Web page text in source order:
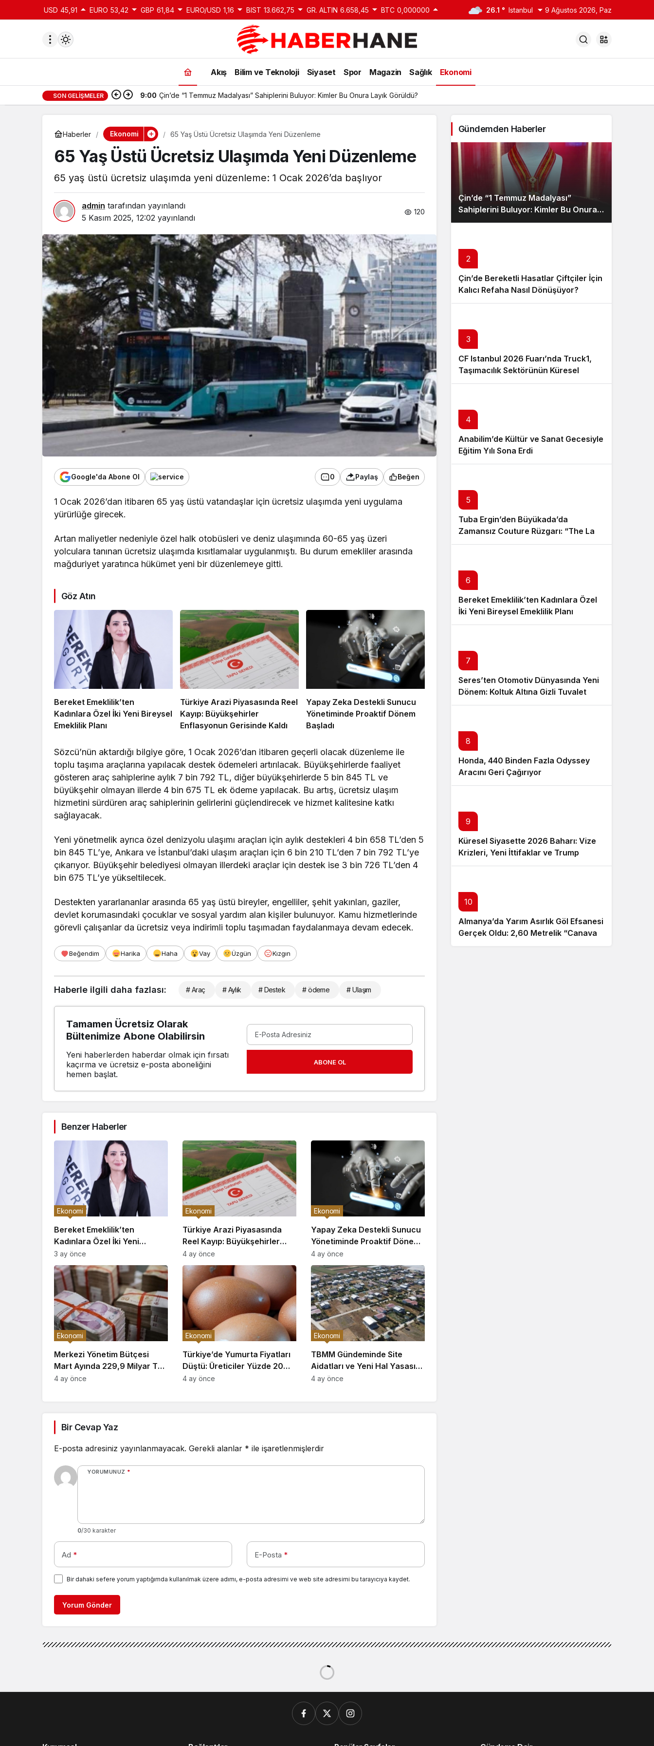
USD 45,91 EURO 53,42 GBP 61,84 EURO/USD 1,16 BIST 13.662,75 GR. ALTIN 6.658,45 BTC 0,000000 26.1 ° Istanbul 9 Ağustos 2026, Paz
Akış Bilim ve Teknoloji Siyaset Spor Magazin Sağlık Ekonomi
SON GELIŞMELER 9:00 Çin’de “1 Temmuz Madalyası” Sahiplerini Buluyor: Kimler Bu Onura Layık Görüldü?
Haberler Ekonomi 65 Yaş Üstü Ücretsiz Ulaşımda Yeni Düzenleme
65 Yaş Üstü Ücretsiz Ulaşımda Yeni Düzenleme
65 yaş üstü ücretsiz ulaşımda yeni düzenleme: 1 Ocak 2026’da başlıyor
admin tarafından yayınlandı
5 Kasım 2025, 12:02 yayınlandı
120
Google'da Abone Ol 0 Paylaş Beğen
1 Ocak 2026’dan itibaren 65 yaş üstü vatandaşlar için ücretsiz ulaşımda yeni uygulama
yürürlüğe girecek.
Artan maliyetler nedeniyle özel halk otobüsleri ve deniz ulaşımında 60-65 yaş üzeri
yolculara tanınan ücretsiz ulaşımda kısıtlamalar uygulanmıştı. Bu durum emekliler arasında
mağduriyet yaratınca hükümet yeni bir düzenlemeye gitti.
Göz Atın
Bereket Emeklilik’ten
Kadınlara Özel İki Yeni Bireysel
Emeklilik Planı
Türkiye Arazi Piyasasında Reel
Kayıp: Büyükşehirler
Enflasyonun Gerisinde Kaldı
Yapay Zeka Destekli Sunucu
Yönetiminde Proaktif Dönem
Başladı
Sözcü’nün aktardığı bilgiye göre, 1 Ocak 2026’dan itibaren geçerli olacak düzenleme ile
toplu taşıma araçlarına yapılacak destek ödemeleri artırılacak. Büyükşehirlerde faaliyet
gösteren araç sahiplerine aylık 7 bin 792 TL, diğer büyükşehirlerde 5 bin 845 TL ve
büyükşehir olmayan illerde 4 bin 675 TL ek ödeme yapılacak. Bu artış, ücretsiz ulaşım
hizmetini sürdüren araç sahiplerinin gelirlerini güçlendirecek ve hizmet kalitesine katkı
sağlayacak.
Yeni yönetmelik ayrıca özel denizyolu ulaşımı araçları için aylık destekleri 4 bin 658 TL’den 5
bin 845 TL’ye, Ankara ve İstanbul’daki ulaşım araçları için 6 bin 210 TL’den 7 bin 792 TL’ye
çıkarıyor. Büyükşehir belediyesi olmayan illerdeki araçlar için destek ise 3 bin 726 TL’den 4
bin 675 TL’ye yükseltilecek.
Destekten yararlananlar arasında 65 yaş üstü bireyler, engelliler, şehit yakınları, gaziler,
devlet korumasındaki çocuklar ve sosyal yardım alan kişiler bulunuyor. Kamu hizmetlerinde
görevli çalışanlar da ücretsiz veya indirimli toplu taşımadan faydalanmaya devam edecek.
Beğendim Harika Haha Vay Üzgün Kızgın
Haberle ilgili daha fazlası: # Araç # Aylık # Destek # ödeme # Ulaşım
Tamamen Ücretsiz Olarak
Bültenimize Abone Olabilirsin
Yeni haberlerden haberdar olmak için fırsatı
kaçırma ve ücretsiz e-posta aboneliğini
hemen başlat.
ABONE OL
Benzer Haberler
Bereket Emeklilik’ten
Kadınlara Özel İki Yeni
Bireysel Emeklilik Planı
Ekonomi
3 ay önce
Türkiye Arazi Piyasasında
Reel Kayıp: Büyükşehirler
Enflasyonun Gerisinde Kaldı
Ekonomi
4 ay önce
Yapay Zeka Destekli Sunucu
Yönetiminde Proaktif Dönem
Başladı
Ekonomi
4 ay önce
Merkezi Yönetim Bütçesi
Mart Ayında 229,9 Milyar TL
Açık Verdi
Ekonomi
4 ay önce
Türkiye’de Yumurta Fiyatları
Düştü: Üreticiler Yüzde 20
Zarar Ediyor
Ekonomi
4 ay önce
TBMM Gündeminde Site
Aidatları ve Yeni Hal Yasası
Düzenlemeleri Yer Alıyor
Ekonomi
4 ay önce
Bir Cevap Yaz
E-posta adresiniz yayınlanmayacak. Gerekli alanlar * ile işaretlenmişlerdir
YORUMUNUZ *
0/30 karakter
Ad * E-Posta *
Bir dahaki sefere yorum yaptığımda kullanılmak üzere adımı, e-posta adresimi ve web site adresimi bu tarayıcıya kaydet.
Yorum Gönder
Gündemden Haberler
Çin’de “1 Temmuz Madalyası”
Sahiplerini Buluyor: Kimler Bu Onura
Layık Görüldü?
2
Çin’de Bereketli Hasatlar Çiftçiler İçin
Kalıcı Refaha Nasıl Dönüşüyor?
3
CF Istanbul 2026 Fuarı’nda Truck1,
Taşımacılık Sektörünün Küresel
Tedarik Zincirini Dijital Platformuyla
4
Anabilim’de Kültür ve Sanat Gecesiyle
Eğitim Yılı Sona Erdi
5
Tuba Ergin’den Büyükada’da
Zamansız Couture Rüzgarı: “The Last
Empress” Koleksiyonu Tanıtıldı
6
Bereket Emeklilik’ten Kadınlara Özel
İki Yeni Bireysel Emeklilik Planı
7
Seres’ten Otomotiv Dünyasında Yeni
Dönem: Koltuk Altına Gizli Tuvalet
Patenti
8
Honda, 440 Binden Fazla Odyssey
Aracını Geri Çağırıyor
9
Küresel Siyasette 2026 Baharı: Vize
Krizleri, Yeni İttifaklar ve Trump
Tasarısı
10
Almanya’da Yarım Asırlık Göl Efsanesi
Gerçek Oldu: 2,60 Metrelik “Canavar”